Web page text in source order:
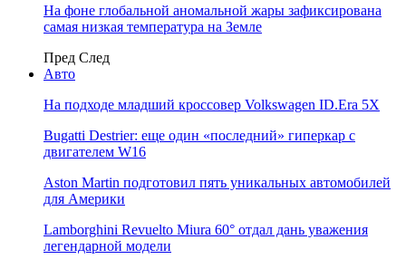
На фоне глобальной аномальной жары зафиксирована
самая низкая температура на Земле
Пред След
Авто
На подходе младший кроссовер Volkswagen ID.Era 5X
Bugatti Destrier: еще один «последний» гиперкар с
двигателем W16
Aston Martin подготовил пять уникальных автомобилей
для Америки
Lamborghini Revuelto Miura 60° отдал дань уважения
легендарной модели